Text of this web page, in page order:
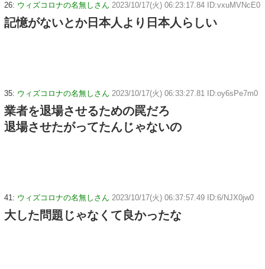
26: ウィズコロナの名無しさん 2023/10/17(火) 06:23:17.84 ID:vxuMVNcE0
記憶がないとか日本人より日本人らしい
35: ウィズコロナの名無しさん 2023/10/17(火) 06:33:27.81 ID:oy6sPe7m0
業者を退場させるための罠だろ
退場させたがってたんじゃないの
41: ウィズコロナの名無しさん 2023/10/17(火) 06:37:57.49 ID:6/NJX0jw0
大した問題じゃなくて良かったな